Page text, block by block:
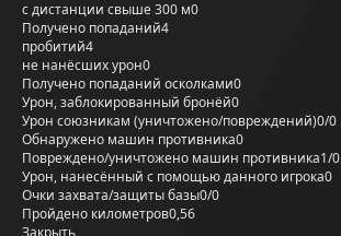
с дистанции свыше 300 м0
Получено попаданий4
пробитий4
не нанёсших урон0
Получено попаданий осколками0
Урон, заблокированный бронёй0
Урон союзникам (уничтожено/повреждений)0/0
Обнаружено машин противника0
Повреждено/уничтожено машин противника1/0
Урон, нанесённый с помощью данного игрока0
Очки захвата/защиты базы0/0
Пройдено километров0,56
Закрыть